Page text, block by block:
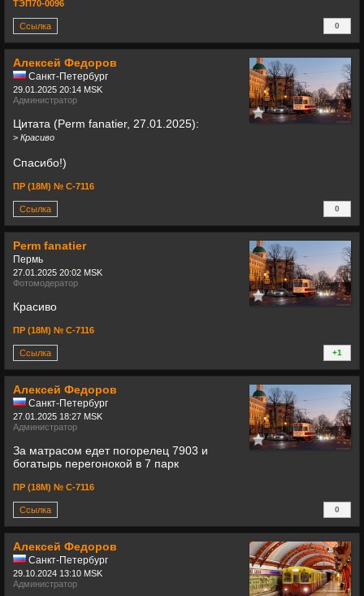
ТЭП70-0096
Ссылка
0
+0
Алексей Федоров
Санкт-Петербург
29.01.2025 20:14 MSK
Администратор
Цитата (Perm fanatier, 27.01.2025):
> Красиво
Спасибо!)
ПР (18М) № С-7116
Ссылка
0
+0
Perm fanatier
Пермь
27.01.2025 20:02 MSK
Фотомодератор
Красиво
ПР (18М) № С-7116
Ссылка
+1
+0
Алексей Федоров
Санкт-Петербург
27.01.2025 18:27 MSK
Администратор
За матрасом едет погорелец 7903 и
богатырь перегонокой в 7 парк
ПР (18М) № С-7116
Ссылка
0
+0
Алексей Федоров
Санкт-Петербург
29.10.2024 13:10 MSK
Администратор